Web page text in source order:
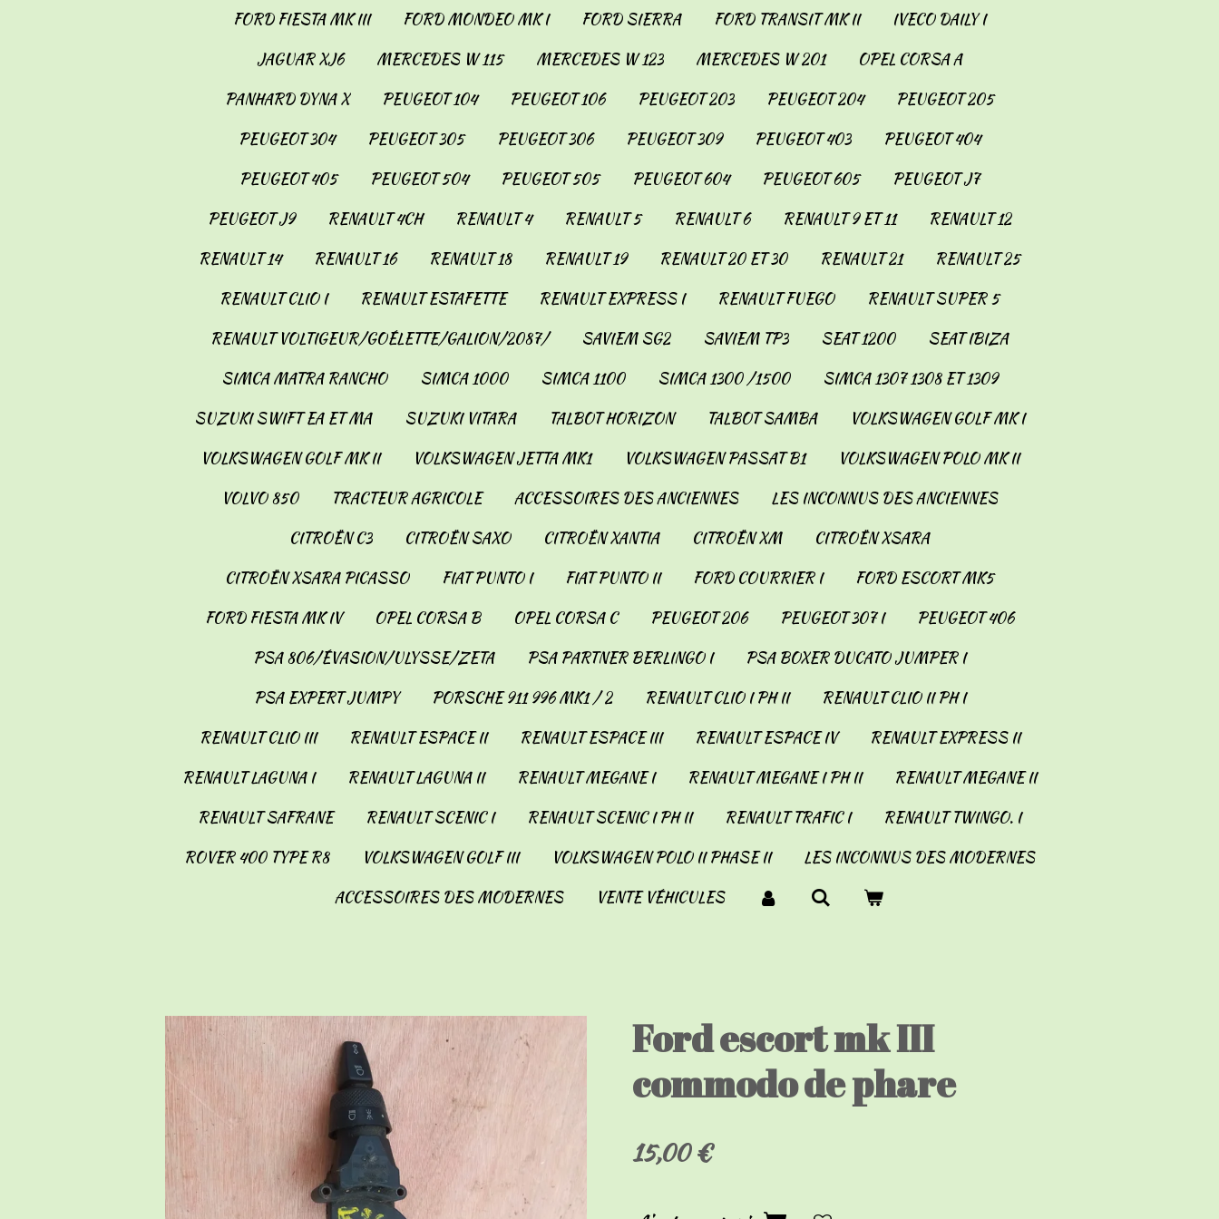
FORD FIESTA MK III
FORD MONDEO MK I FORD SIERRA FORD TRANSIT MK II
IVECO DAILY I
JAGUAR XJ6
MERCEDES W 115 MERCEDES W 123 MERCEDES W 201
OPEL CORSA A
PANHARD DYNA X
PEUGEOT 104 PEUGEOT 106 PEUGEOT 203 PEUGEOT 204
PEUGEOT 205
PEUGEOT 304
PEUGEOT 305 PEUGEOT 306 PEUGEOT 309 PEUGEOT 403
PEUGEOT 404
PEUGEOT 405
PEUGEOT 504 PEUGEOT 505 PEUGEOT 604 PEUGEOT 605
PEUGEOT J7
PEUGEOT J9
RENAULT 4CH RENAULT 4 RENAULT 5 RENAULT 6 RENAULT 9 ET 11
RENAULT 12
RENAULT 14
RENAULT 16 RENAULT 18 RENAULT 19 RENAULT 20 ET 30 RENAULT 21
RENAULT 25
RENAULT CLIO I
RENAULT ESTAFETTE RENAULT EXPRESS I RENAULT FUEGO
RENAULT SUPER 5
RENAULT VOLTIGEUR/GOÉLETTE/GALION/2087/
SAVIEM SG2 SAVIEM TP3 SEAT 1200
SEAT IBIZA
SIMCA MATRA RANCHO
SIMCA 1000 SIMCA 1100 SIMCA 1300 /1500
SIMCA 1307 1308 ET 1309
SUZUKI SWIFT EA ET MA
SUZUKI VITARA TALBOT HORIZON TALBOT SAMBA
VOLKSWAGEN GOLF MK I
VOLKSWAGEN GOLF MK II
VOLKSWAGEN JETTA MK1 VOLKSWAGEN PASSAT B1
VOLKSWAGEN POLO MK II
VOLVO 850
TRACTEUR AGRICOLE ACCESSOIRES DES ANCIENNES
LES INCONNUS DES ANCIENNES
CITROËN C3
CITROËN SAXO CITROËN XANTIA CITROËN XM
CITROËN XSARA
CITROËN XSARA PICASSO
FIAT PUNTO I FIAT PUNTO II FORD COURRIER I
FORD ESCORT MK5
FORD FIESTA MK IV
OPEL CORSA B OPEL CORSA C PEUGEOT 206 PEUGEOT 307 I
PEUGEOT 406
PSA 806/ÉVASION/ULYSSE/ZETA
PSA PARTNER BERLINGO I
PSA BOXER DUCATO JUMPER I
PSA EXPERT JUMPY
PORSCHE 911 996 MK1 / 2 RENAULT CLIO I PH II
RENAULT CLIO II PH I
RENAULT CLIO III
RENAULT ESPACE II RENAULT ESPACE III RENAULT ESPACE IV
RENAULT EXPRESS II
RENAULT LAGUNA I
RENAULT LAGUNA II RENAULT MEGANE I RENAULT MEGANE I PH II
RENAULT MEGANE II
RENAULT SAFRANE
RENAULT SCENIC I RENAULT SCENIC I PH II RENAULT TRAFIC I
RENAULT TWINGO. I
ROVER 400 TYPE R8
VOLKSWAGEN GOLF III VOLKSWAGEN POLO II PHASE II
LES INCONNUS DES MODERNES
ACCESSOIRES DES MODERNES
VENTE VÉHICULES
Ford escort mk III
commodo de phare
15,00 €